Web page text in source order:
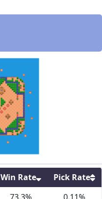
Win Rate
Pick Rate
73.3% 0.11%